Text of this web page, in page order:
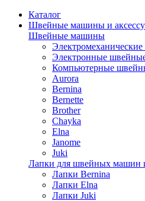
Каталог
Швейные машины и
Швейные машины
Электронные
Компьютерные
Aurora
Bernina
Bernette
Brother
Chayka
Elna
Janome
Juki
Лапки для швейных машин
Лапки Bernina
Лапки Elna
Лапки Juki